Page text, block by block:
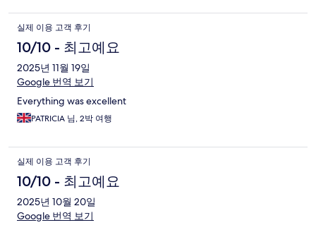
실제 이용 고객 후기
10/10 - 최고예요
2025년 11월 19일
Google 번역 보기
Everything was excellent
PATRICIA 님, 2박 여행
실제 이용 고객 후기
10/10 - 최고예요
2025년 10월 20일
Google 번역 보기